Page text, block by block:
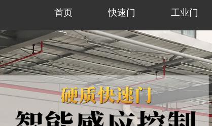
首页 快速门 工业门